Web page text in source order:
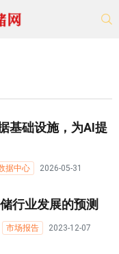
基础设施，为AI提
据中心 2026-05-31
行业发展的预测
市场报告 2023-12-07